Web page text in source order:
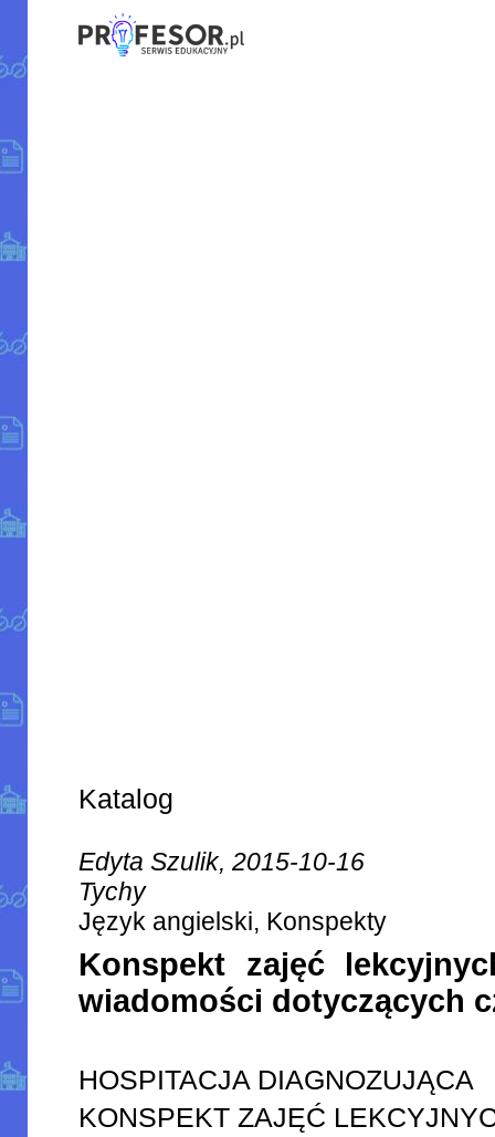
Katalog
Edyta Szulik, 2015-10-16
Tychy
Język angielski, Konspekty
Konspekt zajęć
wiadomości dotyczących
HOSPITACJA DIAGNOZUJĄCA
KONSPEKT ZAJĘĆ